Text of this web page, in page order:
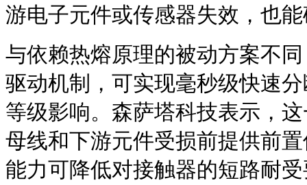
游电子元件或传感器失效，也
与依赖热熔原理的被动方案不
驱动机制，可实现毫秒级快速
等级影响。森萨塔科技表示，
母线和下游元件受损前提供前
能力可降低对接触器的短路耐